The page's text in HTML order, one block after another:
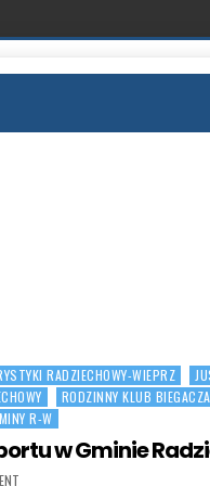
RADZIECHOWY-WIEPRZ
RODZINNY KLUB
R-W
w Gminie